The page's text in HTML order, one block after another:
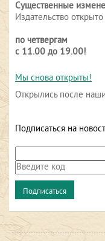
Существенные
Издательство
по четвергам
с 11.00 до 19.00!
Мы снова открыты!
Открылись после
Подписаться на